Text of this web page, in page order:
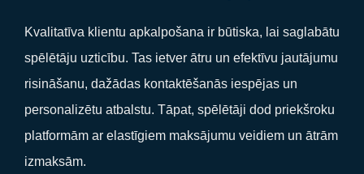
Kvalitatīva klientu apkalpošana ir būtiska, lai saglabātu
spēlētāju uzticību. Tas ietver ātru un efektīvu jautājumu
risināšanu, dažādas kontaktēšanās iespējas un
personalizētu atbalstu. Tāpat, spēlētāji dod priekšroku
platformām ar elastīgiem maksājumu veidiem un ātrām
izmaksām.